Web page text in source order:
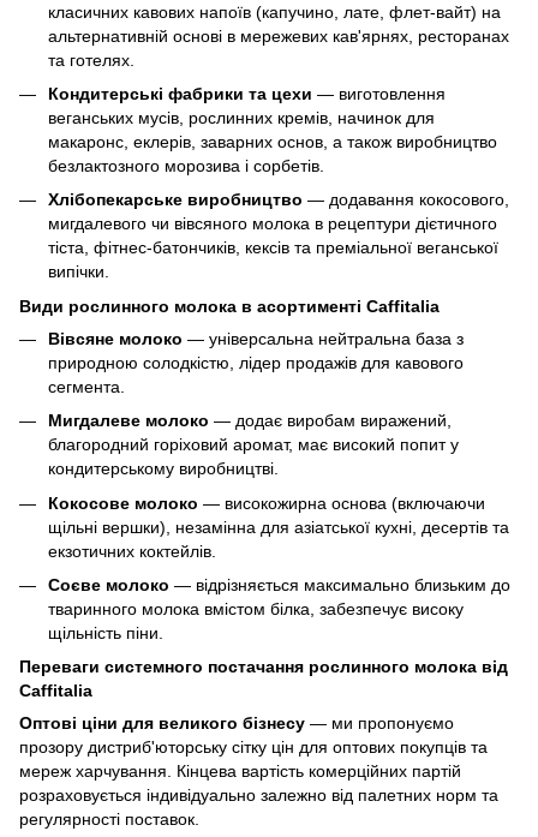
класичних кавових напоїв (капучино, лате, флет-вайт) на
альтернативній основі в мережевих кав'ярнях, ресторанах
та готелях.
Кондитерські фабрики та цехи — виготовлення
веганських мусів, рослинних кремів, начинок для
макаронс, еклерів, заварних основ, а також виробництво
безлактозного морозива і сорбетів.
Хлібопекарське виробництво — додавання кокосового,
мигдалевого чи вівсяного молока в рецептури дієтичного
тіста, фітнес-батончиків, кексів та преміальної веганської
випічки.
Види рослинного молока в асортименті Caffitalia
Вівсяне молоко — універсальна нейтральна база з
природною солодкістю, лідер продажів для кавового
сегмента.
Мигдалеве молоко — додає виробам виражений,
благородний горіховий аромат, має високий попит у
кондитерському виробництві.
Кокосове молоко — високожирна основа (включаючи
щільні вершки), незамінна для азіатської кухні, десертів та
екзотичних коктейлів.
Соєве молоко — відрізняється максимально близьким до
тваринного молока вмістом білка, забезпечує високу
щільність піни.
Переваги системного постачання рослинного молока від
Caffitalia
Оптові ціни для великого бізнесу — ми пропонуємо
прозору дистриб'юторську сітку цін для оптових покупців та
мереж харчування. Кінцева вартість комерційних партій
розраховується індивідуально залежно від палетних норм та
регулярності поставок.